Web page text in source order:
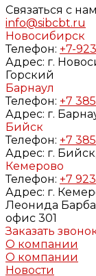
Связаться с
info@sibcbt.ru
Новосибирск
Телефон: +7-
Адрес: г.
Горский
Барнаул
Телефон: +7
Адрес: г.
Бийск
Телефон: +7
Адрес: г.
Кемерово
Телефон: +7
Адрес: г.
Леонида
офис 301
Заказать
О компании
О компании
Новости